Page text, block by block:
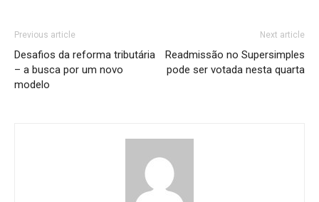
Previous article
Desafios da reforma tributária
– a busca por um novo
modelo
Next article
Readmissão no Supersimples
pode ser votada nesta quarta